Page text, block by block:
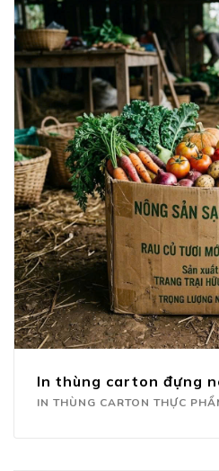
In thùng carton đựng
IN THÙNG CARTON THỰC